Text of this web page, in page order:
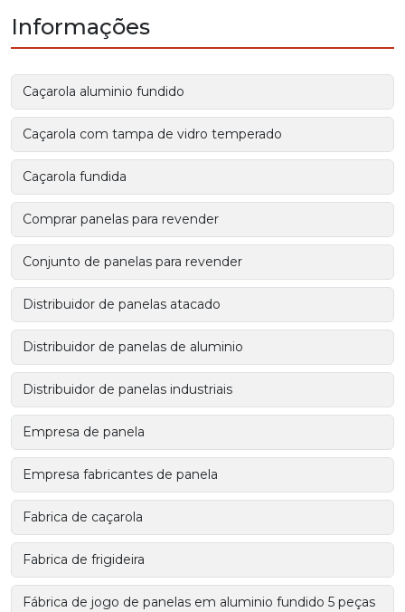
Informações
Caçarola aluminio fundido
Caçarola com tampa de vidro temperado
Caçarola fundida
Comprar panelas para revender
Conjunto de panelas para revender
Distribuidor de panelas atacado
Distribuidor de panelas de aluminio
Distribuidor de panelas industriais
Empresa de panela
Empresa fabricantes de panela
Fabrica de caçarola
Fabrica de frigideira
Fábrica de jogo de panelas em aluminio fundido 5 peças